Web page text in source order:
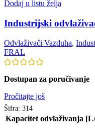
Dodaj u listu želja
Industrijski
Odvlaživači Vazduha,
FRAL
Dostupan za poručivanje
Pročitajte još
Šifra: 314
Kapacitet odvlaživanja